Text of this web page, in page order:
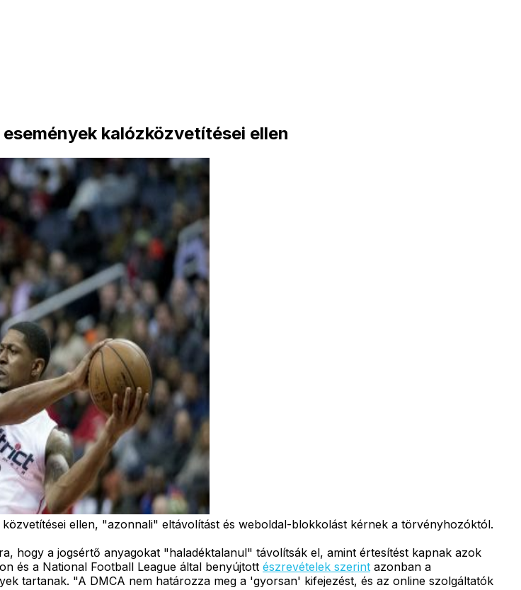
kalózközvetítései ellen
ellen, "azonnali" eltávolítást és weboldal-blokkolást kérnek a törvényhozóktól.
hogy a jogsértő anyagokat "haladéktalanul" távolítsák el, amint értesítést kapnak azok
és a National Football League által benyújtott észrevételek szerint azonban a
tartanak. "A DMCA nem határozza meg a 'gyorsan' kifejezést, és az online szolgáltatók